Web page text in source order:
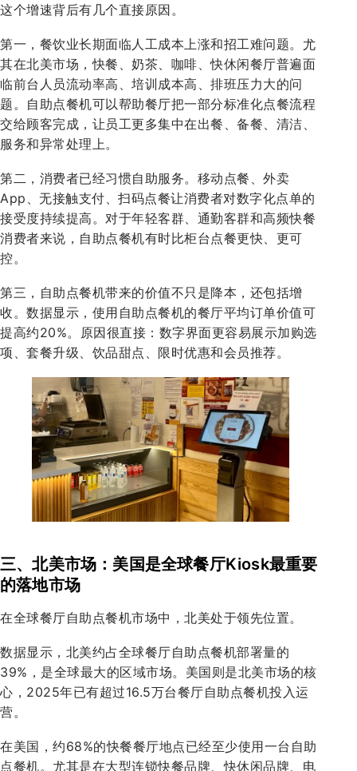
这个增速背后有几个直接原因。
第一，餐饮业长期面临人工成本上涨和招工难问题。尤
其在北美市场，快餐、奶茶、咖啡、快休闲餐厅普遍面
临前台人员流动率高、培训成本高、排班压力大的问
题。自助点餐机可以帮助餐厅把一部分标准化点餐流程
交给顾客完成，让员工更多集中在出餐、备餐、清洁、
服务和异常处理上。
第二，消费者已经习惯自助服务。移动点餐、外卖
App、无接触支付、扫码点餐让消费者对数字化点单的
接受度持续提高。对于年轻客群、通勤客群和高频快餐
消费者来说，自助点餐机有时比柜台点餐更快、更可
控。
第三，自助点餐机带来的价值不只是降本，还包括增
收。数据显示，使用自助点餐机的餐厅平均订单价值可
提高约20%。原因很直接：数字界面更容易展示加购选
项、套餐升级、饮品甜点、限时优惠和会员推荐。
三、北美市场：美国是全球餐厅Kiosk最重要
的落地市场
在全球餐厅自助点餐机市场中，北美处于领先位置。
数据显示，北美约占全球餐厅自助点餐机部署量的
39%，是全球最大的区域市场。美国则是北美市场的核
心，2025年已有超过16.5万台餐厅自助点餐机投入运
营。
在美国，约68%的快餐餐厅地点已经至少使用一台自助
点餐机。尤其是在大型连锁快餐品牌、快休闲品牌、电